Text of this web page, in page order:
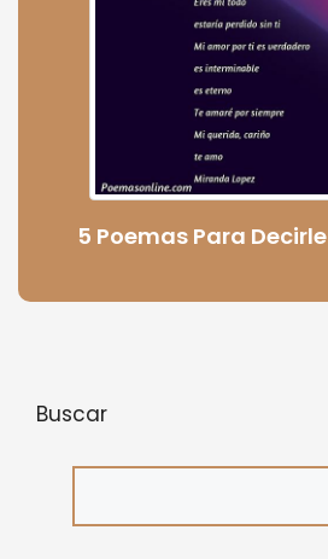
5 Poemas Para
Buscar